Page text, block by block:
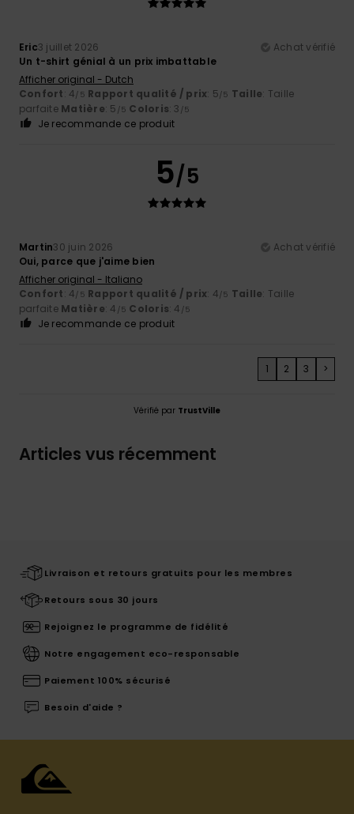
Eric3 juillet 2026
Achat vérifié
Un t-shirt génial à un prix imbattable
Afficher original - Dutch
Confort: 4/5 Rapport qualité / prix: 5/5 Taille: Taille
parfaite Matière: 5 /5 Coloris: 3 /5
Je recommande ce produit
5/5
Martin30 juin 2026
Achat vérifié
Oui, parce que j'aime bien
Afficher original - Italiano
Confort: 4/5 Rapport qualité / prix: 4/5 Taille: Taille
parfaite Matière: 4 /5 Coloris: 4 /5
Je recommande ce produit
1 2 3 >
Vérifié par TrustVille
Articles vus récemment
Livraison et retours gratuits pour les membres
Retours sous 30 jours
Rejoignez le programme de fidélité
Notre engagement eco-responsable
Paiement 100% sécurisé
Besoin d'aide ?